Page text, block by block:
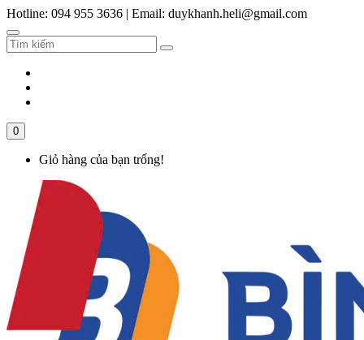
Hotline: 094 955 3636 | Email: duykhanh.heli@gmail.com
0
Giỏ hàng của bạn trống!